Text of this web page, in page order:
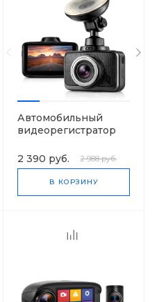
Автомобильный
видеорегистратор
2 390 руб.
2 988 руб.
В КОРЗИНУ